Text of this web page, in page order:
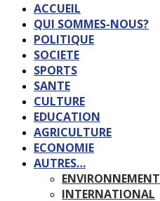
ACCUEIL
QUI SOMMES-NOUS?
POLITIQUE
SOCIETE
SPORTS
SANTE
CULTURE
EDUCATION
AGRICULTURE
ECONOMIE
AUTRES…
ENVIRONNEMENT
INTERNATIONAL